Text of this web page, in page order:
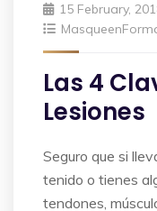
15 February,
Las 4
Lesiones
Seguro que si
tenido o tienes
tendones,